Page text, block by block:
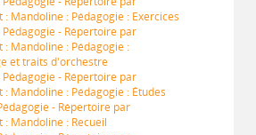
Mandoline : Pédagogie : Exercices
- Répertoire par
: Mandoline : Pédagogie :
et traits d'orchestre
- Répertoire par
Mandoline : Pédagogie : Études
- Répertoire par
: Mandoline : Recueil